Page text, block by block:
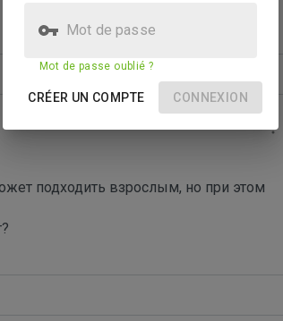
подходить взрослым, но при этом
Mot de passe
Mot de passe oublié ?
CRÉER UN COMPTE CONNEXION